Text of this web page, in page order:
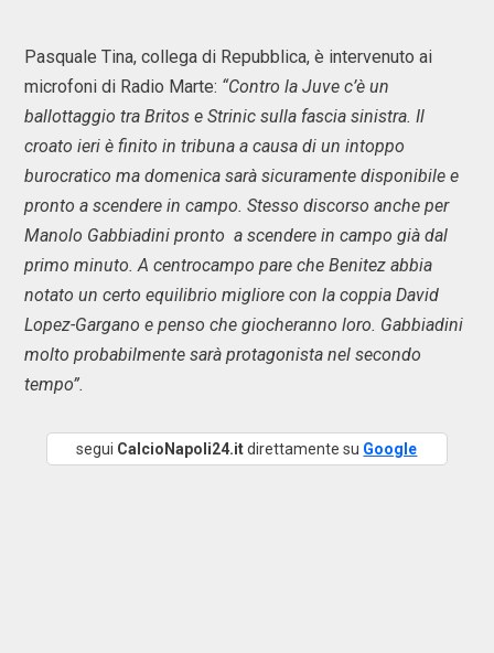
Pasquale Tina, collega di Repubblica, è intervenuto ai
microfoni di Radio Marte: “Contro la Juve c’è un
ballottaggio tra Britos e Strinic sulla fascia sinistra. Il
croato ieri è finito in tribuna a causa di un intoppo
burocratico ma domenica sarà sicuramente disponibile e
pronto a scendere in campo. Stesso discorso anche per
Manolo Gabbiadini pronto a scendere in campo già dal
primo minuto. A centrocampo pare che Benitez abbia
notato un certo equilibrio migliore con la coppia David
Lopez-Gargano e penso che giocheranno loro. Gabbiadini
molto probabilmente sarà protagonista nel secondo
tempo”.
segui CalcioNapoli24.itdirettamente su Google